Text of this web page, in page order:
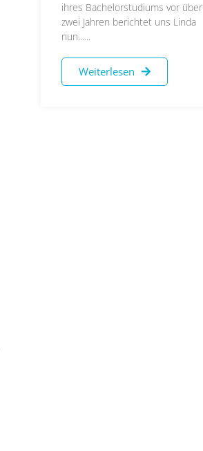
ihres Bachelorstudiums vor über
zwei Jahren berichtet uns Linda
nun......
Weiterlesen